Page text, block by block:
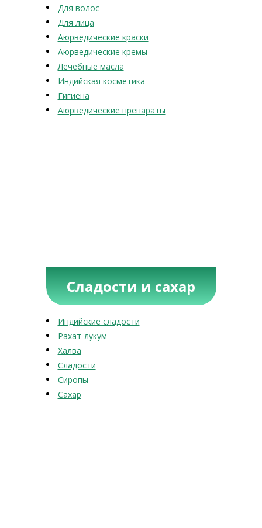
Для волос
Для лица
Аюрведические краски
Аюрведические кремы
Лечебные масла
Индийская косметика
Гигиена
Аюрведические препараты
Сладости и сахар
Индийские сладости
Рахат-лукум
Халва
Сладости
Сиропы
Сахар